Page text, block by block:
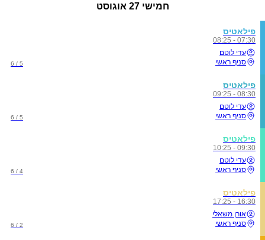
חמישי 27 אוגוסט
פילאטיס
07:30 - 08:25
עדי לוטם
סניף ראשי
5 / 6
פילאטיס
08:30 - 09:25
עדי לוטם
סניף ראשי
5 / 6
פילאטיס
09:30 - 10:25
עדי לוטם
סניף ראשי
4 / 6
פילאטיס
16:30 - 17:25
אורן משאלי
סניף ראשי
2 / 6